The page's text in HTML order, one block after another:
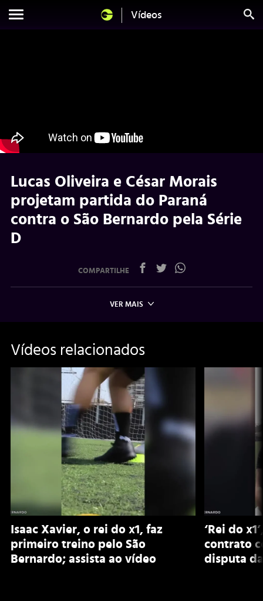
Vídeos
Lucas Oliveira e César Morais
projetam partida do Paraná
contra o São Bernardo pela Série
D
COMPARTILHE
VER MAIS
Vídeos relacionados
Isaac Xavier, o rei do x1, faz
primeiro treino pelo São
Bernardo; assista ao vídeo
‘Rei do
contrato
disputa